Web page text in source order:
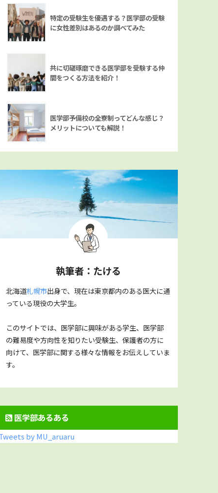
特定の受験生を優遇する？医学部の受験
に女性差別はあるのか調べてみた
共に切磋琢磨できる医学部を受験する仲
間をつくる方法を紹介！
医学部予備校の全寮制ってどんな感じ？
メリットについても解説！
執筆者：たける
北海道札幌市出身で、現在は東京都内のある医大に通
っている現役の大学生。
このサイトでは、医学部に興味がある学生、医学部
の難易度や方向性を知りたい受験生、保護者の方に
向けて、医学部に関する様々な情報をお伝えしていま
す。
医学部あるある
by MU_aruaru